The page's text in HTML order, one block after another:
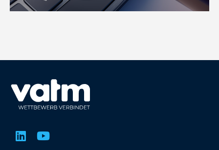
Branchenübergreifend ist es für alle
Bundesregierung zu einer
wettbewerbsorientierten Wirtschaftspolitik